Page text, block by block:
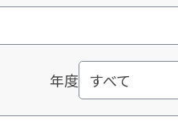
年度